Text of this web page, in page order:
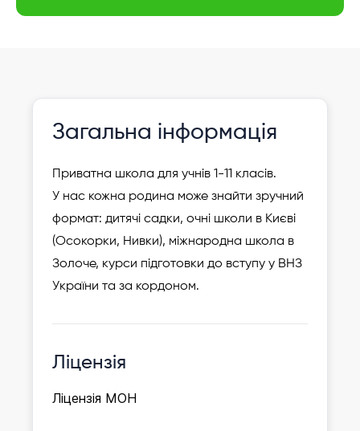
Зареєструвати
дитину
Загальна інформація
Приватна школа для учнів 1-11 класів.
У нас кожна родина може знайти зручний
формат: дитячі садки, очні школи в Києві
(Осокорки, Нивки), міжнародна школа в
Золоче, курси підготовки до вступу у ВНЗ
України та за кордоном.
Ліцензія
Ліцензія МОН